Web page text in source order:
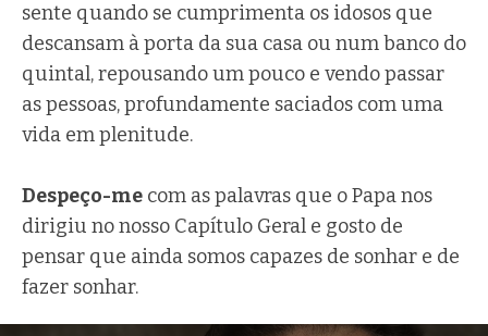
sente quando se cumprimenta os idosos que
descansam à porta da sua casa ou num banco do
quintal, repousando um pouco e vendo passar
as pessoas, profundamente saciados com uma
vida em plenitude.
Despeço-me com as palavras que o Papa nos
dirigiu no nosso Capítulo Geral e gosto de
pensar que ainda somos capazes de sonhar e de
fazer sonhar.